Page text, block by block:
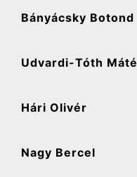
Bányácsky Botond
Udvardi-Tóth Máté
Hári Olivér
Nagy Bercel